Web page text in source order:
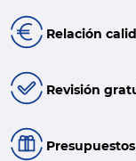
Relación
Revisión